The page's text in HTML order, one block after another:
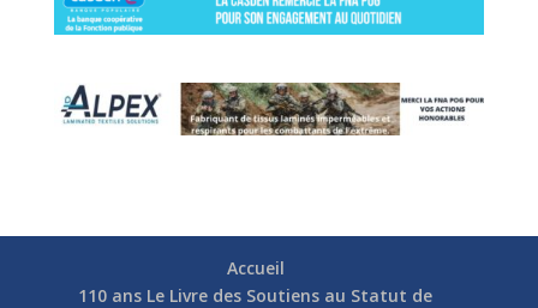
Accueil
110 ans Le Livre des Soutiens au Statut de